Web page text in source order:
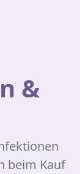
&
beim Kauf